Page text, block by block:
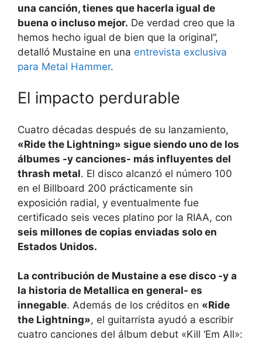
una canción, tienes que hacerla igual de
buena o incluso mejor. De verdad creo que la
hemos hecho igual de bien que la original”,
detalló Mustaine en una entrevista exclusiva
para Metal Hammer.
El impacto perdurable
Cuatro décadas después de su lanzamiento,
«Ride the Lightning» sigue siendo uno de los
álbumes -y canciones- más influyentes del
thrash metal. El disco alcanzó el número 100
en el Billboard 200 prácticamente sin
exposición radial, y eventualmente fue
certificado seis veces platino por la RIAA, con
seis millones de copias enviadas solo en
Estados Unidos.
La contribución de Mustaine a ese disco -y a
la historia de Metallica en general- es
innegable. Además de los créditos en «Ride
the Lightning», el guitarrista ayudó a escribir
cuatro canciones del álbum debut «Kill ‘Em All»: